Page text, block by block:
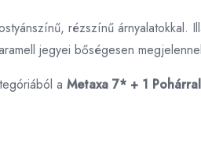
rézszínű
jegyei bőségesen
a Metaxa 7* + 1